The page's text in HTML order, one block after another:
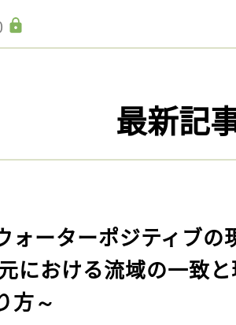
最新記
ォーターポジティブの
における流域の一致
方～